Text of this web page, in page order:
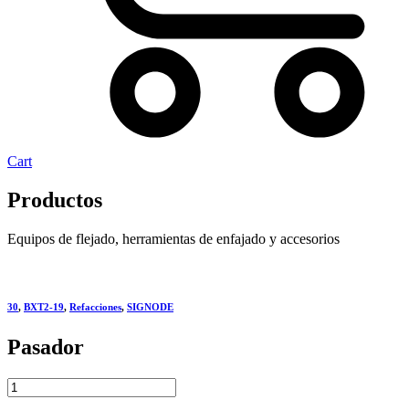
Cart
Productos
Equipos de flejado, herramientas de enfajado y accesorios
30, BXT2-19, Refacciones, SIGNODE
Pasador
Pasador
quantity